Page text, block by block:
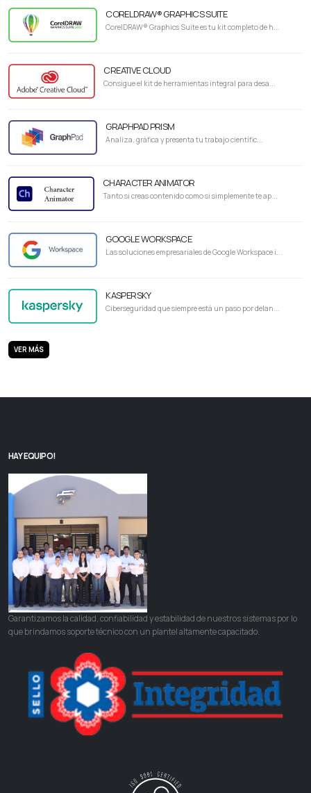
CORELDRAW® GRAPHICS SUITE
CorelDRAW® Graphics Suite es tu kit completo de h...
CREATIVE CLOUD
Consigue el kit de herramientas integral para desa...
GRAPHPAD PRISM
Analiza, gráfica y presenta tu trabajo científic...
CHARACTER ANIMATOR
Tanto si creas contenido como si simplemente te ap...
GOOGLE WORKSPACE
Las soluciones empresariales de Google Workspace i...
KASPERSKY
Ciberseguridad que siempre está un paso por delan...
VER MÁS
HAY EQUIPO!
Garantizamos la calidad, confiabilidad y estabilidad de nuestros sistemas por lo
que brindamos soporte técnico con un plantel altamente capacitado.